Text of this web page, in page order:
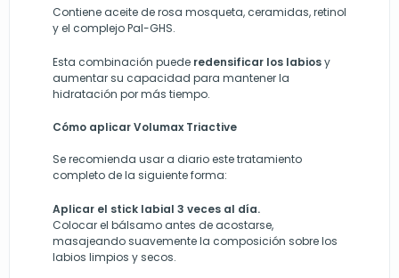
Contiene aceite de rosa mosqueta, ceramidas, retinol
y el complejo Pal-GHS.
Esta combinación puede redensificar los labiosy
aumentar su capacidad para mantener la
hidratación por más tiempo.
Cómo aplicar Volumax Triactive
Se recomienda usar a diario este tratamiento
completo de la siguiente forma:
Aplicar el stick labial 3 veces al día.
Colocar el bálsamo antes de acostarse,
masajeando suavemente la composición sobre los
labios limpios y secos.